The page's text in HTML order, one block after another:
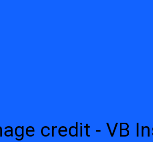
credit - VB